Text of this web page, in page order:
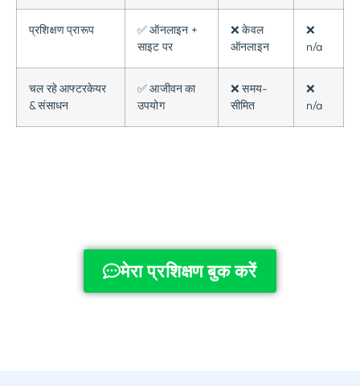
प्रशिक्षण प्रारूप
✅ ऑनलाइन +
साइट पर
❌ केवल
ऑनलाइन
❌
n/a
चल रहे आफ्टरकेयर
& संसाधन
✅ आजीवन का
उपयोग
❌ समय-
सीमित
❌
n/a
मेरा प्रशिक्षण बुक करें